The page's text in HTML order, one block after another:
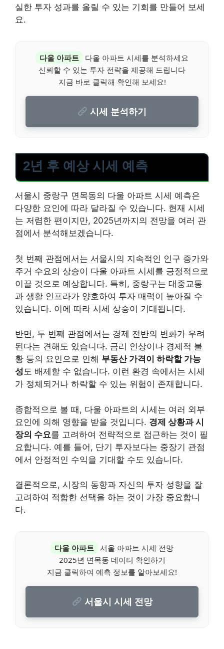
실한 투자 성과를 올릴 수 있는 기회를 만들어 보세
요.
다울 아파트
다울 아파트 시세를 분석하세요
신뢰할 수 있는 투자 전략을 제공해 드립니다
지금 바로 클릭해 확인해 보세요!
시세 분석하기
2년 후 예상 시세 예측
서울시 중랑구 면목동의 다울 아파트 시세 예측은
다양한 요인에 따라 달라질 수 있습니다. 현재 시세
는 저렴한 편이지만, 2025년까지의 전망을 여러 관
점에서 분석해보겠습니다.
첫 번째 관점에서는 서울시의 지속적인 인구 증가와
주거 수요의 상승이 다울 아파트 시세를 긍정적으로
이끌 것으로 예상합니다. 특히, 중랑구는 대중교통
과 생활 인프라가 양호하여 투자 매력이 높아질 수
있습니다. 이에 따라 시세 상승이 기대됩니다.
반면, 두 번째 관점에서는 경제 전반의 변화가 우려
된다는 견해도 있습니다. 금리 인상이나 경제적 불
황 등의 요인으로 인해 부동산 가격이 하락할 가능
성도 배제할 수 없습니다. 이런 환경 속에서는 시세
가 정체되거나 하락할 수 있는 위험이 존재합니다.
종합적으로 볼 때, 다울 아파트의 시세는 여러 외부
요인에 의해 영향을 받을 것입니다. 경제 상황과 시
장의 수요를 고려하여 전략적으로 접근하는 것이 필
요합니다. 예를 들어, 단기 투자보다는 중장기 관점
에서 안정적인 수익을 기대할 수도 있습니다.
결론적으로, 시장의 동향과 자신의 투자 성향을 잘
고려하여 적합한 선택을 하는 것이 가장 중요합니
다.
다울 아파트 서울 아파트 시세 전망
2025년 면목동 데이터 확인하기
지금 클릭하여 예측 정보를 알아보세요!
서울시 시세 전망